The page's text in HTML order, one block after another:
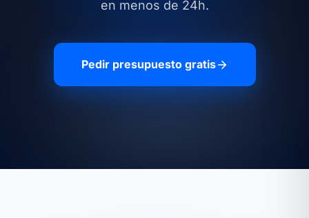
en menos de 24h.
Pedir presupuesto gratis